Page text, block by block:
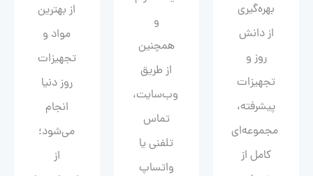
بهره‌گیری
از دانش
روز و
تجهیزات
پیشرفته،
مجموعه‌ای
کامل از
و
همچنین
از طریق
وب‌سایت،
تماس
تلفنی یا
واتساپ
از بهترین
مواد و
تجهیزات
روز دنیا
انجام
می‌شود؛
از